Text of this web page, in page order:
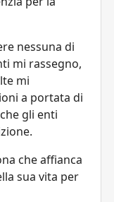
nessuna di
mi rassegno,
mi
a portata di
gli enti
che affianca
sua vita per